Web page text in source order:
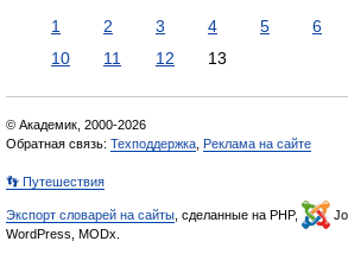
1 2 3 4 5 6
10
11 12 13
© Академик, 2000-2026
Обратная связь: Техподдержка Реклама на сайте
👣 Путешествия
Экспорт словарей на сайты , сделанные на PHP,
WordPress, MODx.